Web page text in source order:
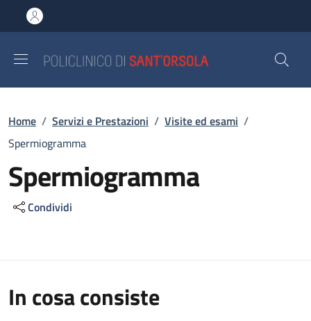
al contenuto principale
to footer content
Briciole di pane
Home / Servizi e Prestazioni / Visite ed esami /
Spermiogramma
Spermiogramma
Condividi
In cosa consiste